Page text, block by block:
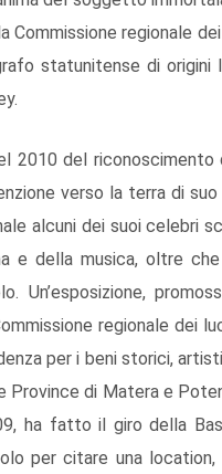
regionale
statunitense di origini
2010 del riconoscimento
verso la terra di suo
alcuni dei suoi celebri
e della musica, oltre
regionale dei
per i beni storici,
di Matera e
ha fatto il giro della
per citare una